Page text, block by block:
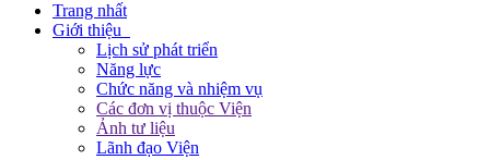
Trang nhất
Giới thiệu
Lịch sử phát triển
Năng lực
Chức năng và nhiệm vụ
Các đơn vị thuộc Viện
Ảnh tư liệu
Lãnh đạo Viện